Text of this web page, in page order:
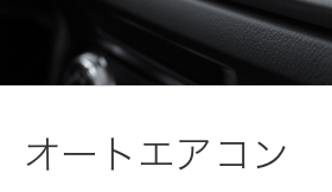
オートエアコン